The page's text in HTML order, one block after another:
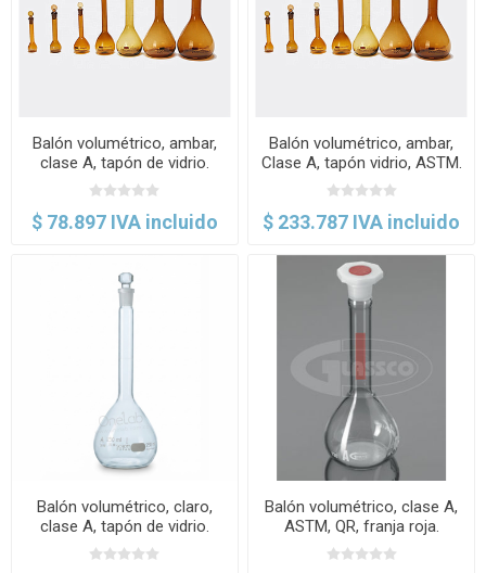
Balón volumétrico, ambar,
clase A, tapón de vidrio.
Glassco
$ 78.897 IVA incluido
Balón volumétrico, ambar,
Clase A, tapón vidrio, ASTM.
Glassco
$ 233.787 IVA incluido
Balón volumétrico, claro,
clase A, tapón de vidrio.
Labscient
Balón volumétrico, clase A,
ASTM, QR, franja roja.
Glassco